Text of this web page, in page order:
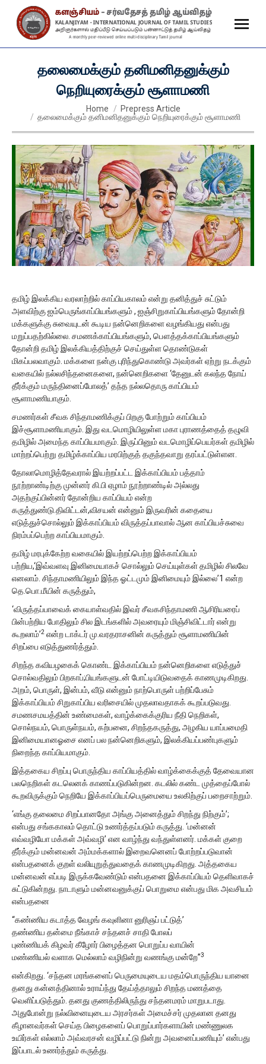
தலைமைக்கும் தனிமனிதனுக்கும்
நெறியுரைக்கும் சூளாமணி
Home
Prepress Article
தலைமைக்கும் தனிமனிதனுக்கும் நெறியுரைக்கும் சூளாமணி
தமிழ் இலக்கிய வரலாற்றில் காப்பியகாலம் என்று தனித்துச் சுட்டும்
அளவிற்கு ஐம்பெருங்காப்பியங்களும் , ஐஞ்சிறுகாப்பியங்களும் தோன்றி
மக்களுக்கு சுவையுடன் கூடிய நன்னெறிகளை வழங்கியது என்பது
மறுப்பதற்கில்லை. சமணக்காப்பியங்களும், பௌத்தக்காப்பியங்களும்
தோன்றி தமிழ் இலக்கியத்திற்குச் செய்துள்ள தொண்டுகள்
மிகப்பலவாகும். மக்களை நன்கு புரிந்துகொண்டு அவர்கள் ஏற்று நடக்கும்
வகையில் நல்லசிந்தனைகளை, நன்னெறிகளை ‘தேனுடன் கலந்த நோய்
தீர்க்கும் மருந்தினைப்போலத்’ தந்த நல்லதொரு காப்பியம்
சூளாமணியாகும்.
சமணர்கள் சீவக சிந்தாமணிக்குப் பிறகு போற்றும் காப்பியம்
இச்சூளாமணியாகும். இது வடமொழியிலுள்ள மகா புராணத்தைத் தழுவி
தமிழில் அமைந்த காப்பியமாகும். இருப்பினும் வடமொழிப்பெயர்கள் தமிழில்
மாற்றப்பெற்று தமிழ்க்காப்பிய மரபிற்குத் தகுந்தவாறு தரப்பட்டுள்ளன.
தோலாமொழித்தேவரால் இயற்றப்பட்ட இக்காப்பியம் பத்தாம்
நூற்றாண்டிற்கு முன்னர் கி.பி ஏழாம் நூற்றாண்டில் அல்லது
அதற்குப்பின்னர் தோன்றிய காப்பியம் என்ற
கருத்துண்டு.திவிட்டன்,விசயன் என்னும் இருவரின் கதையை
எடுத்துச்சொல்லும் இக்காப்பியம் விருத்தப்பாவால் ஆன காப்பியச்சுவை
நிரம்பப்பெற்ற காப்பியமாகும்.
தமிழ் மரபுக்கேற்ற வகையில் இயற்றப்பெற்ற இக்காப்பியம்
பற்றிய,‘இவ்வளவு இனிமையாகச் சொல்லும் செய்யுள்கள் தமிழில் சிலவே
எனலாம். சிந்தாமணியிலும் இந்த ஓட்டமும் இனிமையும் இல்லை’1 என்ற
தெ.பொ.மீயின் கருத்தும்,
‘விருத்தப்பாவைக் கையாள்வதில் இவர் சீவகசிந்தாமணி ஆசிரியரைப்
பின்பற்றிய போதிலும் சில இடங்களில் அவரையும் மிஞ்சிவிட்டார் என்று
கூறலாம்’2 என்ற டாக்டர் மு.வரதராசனின் கருத்தும் சூளாமணியின்
சிறப்பை எடுத்துணர்த்தும்.
சிறந்த கவியழகைக் கொண்ட இக்காப்பியம் நன்னெறிகளை எடுத்துச்
சொல்வதிலும் பிறகாப்;பியங்களுடன் போட்டியிடுவதைக் காணமுடிகிறது.
அறம், பொருள், இன்பம், வீடு என்னும் நாற்பொருள் பற்றிப்பேசும்
இக்காப்பியம் சிறுகாப்பிய வரிசையில் முதலாவதாகக் கூறப்படுவது.
சமணசமயத்தின் உண்மைகள், வாழ்க்கைக்குரிய நீதி நெறிகள்,
சொல்நயம், பொருள்நயம், கற்பனை, சிறந்தகருத்து, அழகிய யாப்பமைதி
இனிமையானஓசை எனப் பல நன்னெறிகளும், இலக்கியப்பண்புகளும்
நிறைந்த காப்பியமாகும்.
இத்தகைய சிறப்பு பொருந்திய காப்பியத்தில் வாழ்க்கைக்குத் தேவையான
பலநெறிகள் கடலெனக் காணப்படுகின்றன. கடலில் கண்ட முத்தைப்போல்
கூறவிருக்கும் நெறியே இக்காப்பியப்பெருமையை உலகிற்குப் பறைசாற்றும்.
‘எங்கு தலைமை சிறப்பானதோ அங்கு அனைத்தும் சிறந்து நிற்கும்’;
என்பது சங்ககாலம் தொட்டு உணர்த்தப்படும் கருத்து. ‘மன்னன்
எவ்வழியோ மக்கள் அவ்வழி’ என வாழ்ந்து வந்துள்ளனர். மக்கள் குறை
தீர்க்கும் மன்னவன் அம்மக்களால் இறைவனெனப் போற்றப்படுவான்
என்பதனைக் குறள் வலியுறுத்துவதைக் காணமுடிகிறது. அத்தகைய
மன்னவன் எப்படி இருக்கவேண்டும் என்பதனை இக்காப்பியம் தெளிவாகச்
சுட்டுகின்றது. நாடாளும் மன்னவனுக்குப் பொறுமை என்பது மிக அவசியம்
என்பதனை
“கண்ணிய கடாத்த வேழங் கவுளினா னுரிஞப் பட்டுத்’
தண்ணிய தன்மை நீங்காச் சந்தனச் சாதி போலப்
புண்ணியக் கிழவர் கீழோர் பிழைத்தன பொறுப்ப வாயின்
மண்ணியல் வளாக மெல்லாம் வழிநின்று வணங்கு மன்றே”3
என்கிறது. ‘சந்தன மரங்களைப் பெருமையுடைய மதம்பொருந்திய யானை
தனது கன்னத்தினால் உராய்ந்து தேய்த்தாலும் சிறந்த மணத்தை
வெளிப்படுத்தும். தனது குணத்திலிருந்து சந்தனமரம் மாறுபடாது.
அதுபோன்று நல்வினையுடைய அரசர்கள் அமைச்சர் முதலான தனது
கீழானவர்கள் செய்த பிழைகளைப் பொறுப்பார்களாயின் மண்ணுலக
உயிர்கள் எல்லாம் அவ்வரசன் வழிப்பட்டு நின்று அவனைப்பணியும்’ என்பது
இப்பாடல் உணர்த்தும் கருத்து.